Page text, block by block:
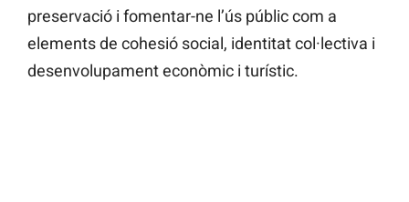
preservació i fomentar-ne l’ús públic com a
elements de cohesió social, identitat col·lectiva i
desenvolupament econòmic i turístic.